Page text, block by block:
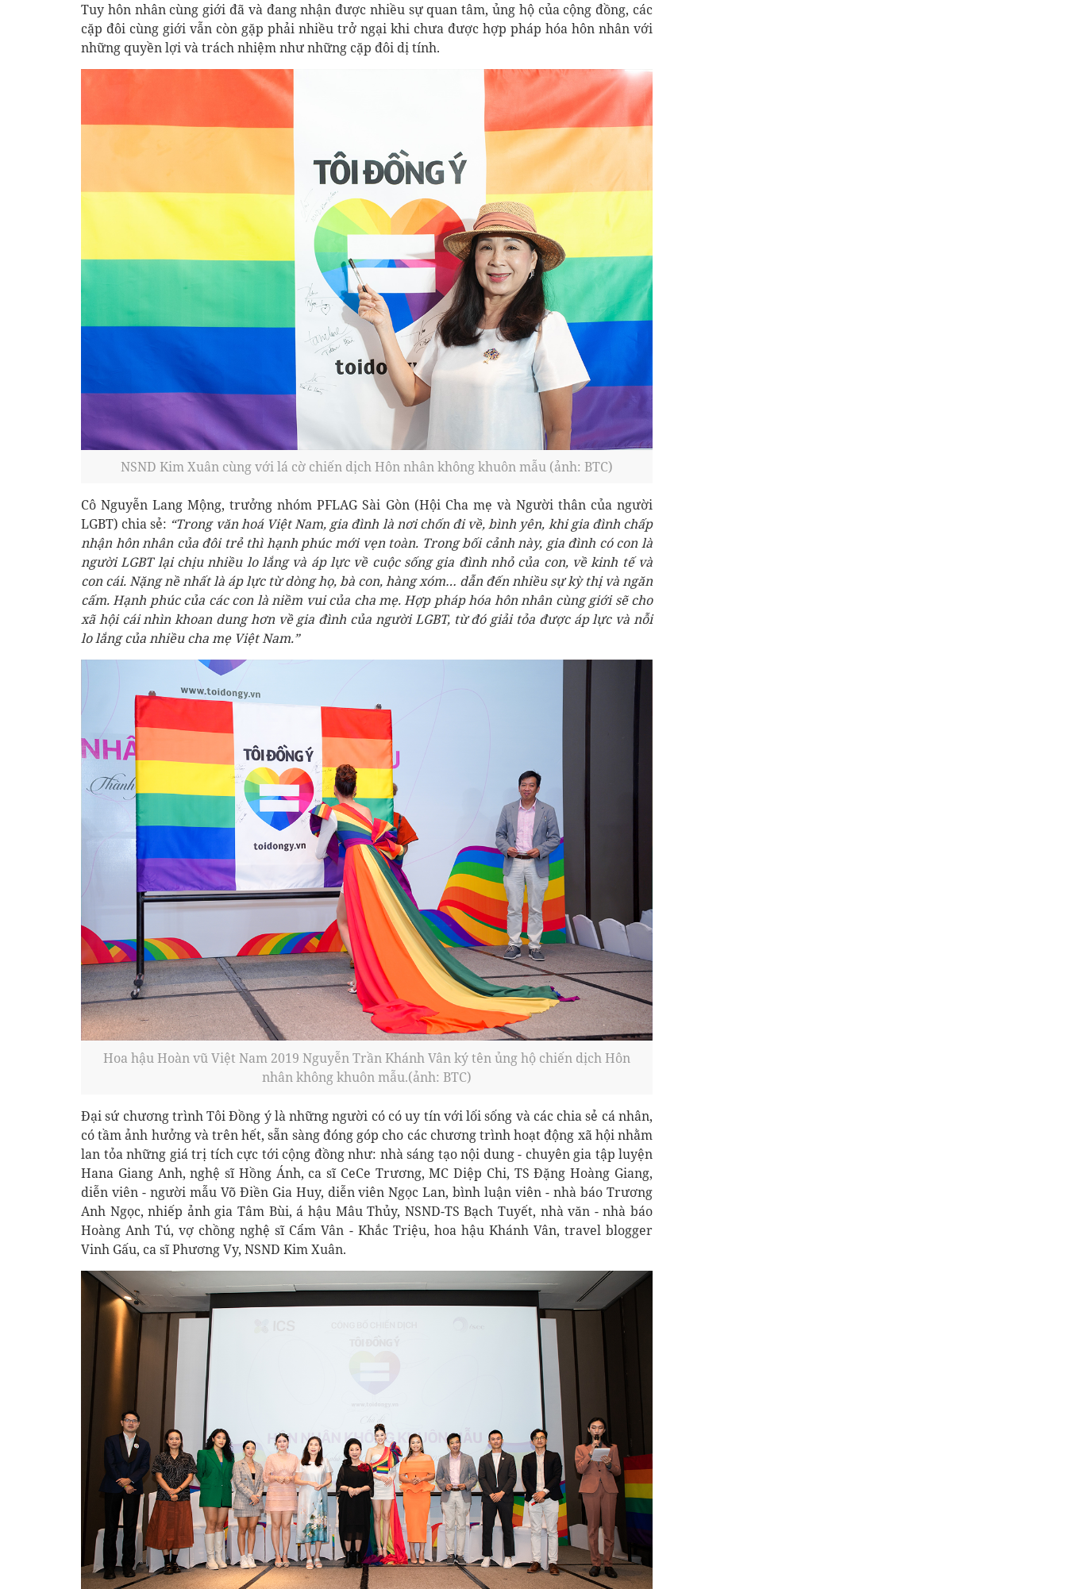
Tuy hôn nhân cùng giới đã và đang nhận được nhiều sự quan tâm, ủng hộ của cộng đồng, các
cặp đôi cùng giới vẫn còn gặp phải nhiều trở ngại khi chưa được hợp pháp hóa hôn nhân với
những quyền lợi và trách nhiệm như những cặp đôi dị tính.
NSND Kim Xuân cùng với lá cờ chiến dịch Hôn nhân không khuôn mẫu (ảnh: BTC)
Cô Nguyễn Lang Mộng, trưởng nhóm PFLAG Sài Gòn (Hội Cha mẹ và Người thân của người
LGBT) chia sẻ: “Trong văn hoá Việt Nam, gia đình là nơi chốn đi về, bình yên, khi gia đình chấp
nhận hôn nhân của đôi trẻ thì hạnh phúc mới vẹn toàn. Trong bối cảnh này, gia đình có con là
người LGBT lại chịu nhiều lo lắng và áp lực về cuộc sống gia đình nhỏ của con, về kinh tế và
con cái. Nặng nề nhất là áp lực từ dòng họ, bà con, hàng xóm… dẫn đến nhiều sự kỳ thị và ngăn
cấm. Hạnh phúc của các con là niềm vui của cha mẹ. Hợp pháp hóa hôn nhân cùng giới sẽ cho
xã hội cái nhìn khoan dung hơn về gia đình của người LGBT, từ đó giải tỏa được áp lực và nỗi
lo lắng của nhiều cha mẹ Việt Nam.”
Hoa hậu Hoàn vũ Việt Nam 2019 Nguyễn Trần Khánh Vân ký tên ủng hộ chiến dịch Hôn
nhân không khuôn mẫu.(ảnh: BTC)
Đại sứ chương trình Tôi Đồng ý là những người có có uy tín với lối sống và các chia sẻ cá nhân,
có tầm ảnh hưởng và trên hết, sẵn sàng đóng góp cho các chương trình hoạt động xã hội nhằm
lan tỏa những giá trị tích cực tới cộng đồng như: nhà sáng tạo nội dung - chuyên gia tập luyện
Hana Giang Anh, nghệ sĩ Hồng Ánh, ca sĩ CeCe Trương, MC Diệp Chi, TS Đặng Hoàng Giang,
diễn viên - người mẫu Võ Điền Gia Huy, diễn viên Ngọc Lan, bình luận viên - nhà báo Trương
Anh Ngọc, nhiếp ảnh gia Tâm Bùi, á hậu Mâu Thủy, NSND-TS Bạch Tuyết, nhà văn - nhà báo
Hoàng Anh Tú, vợ chồng nghệ sĩ Cẩm Vân - Khắc Triệu, hoa hậu Khánh Vân, travel blogger
Vinh Gấu, ca sĩ Phương Vy, NSND Kim Xuân.